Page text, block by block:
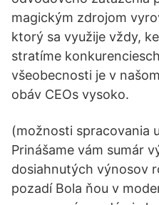
magickým zdrojom
ktorý sa využije vždy,
stratíme
všeobecnosti je v
obáv CEOs vysoko.
(možnosti spracovania
Prinášame vám sumár
dosiahnutých výnosov
pozadí Bola ňou v